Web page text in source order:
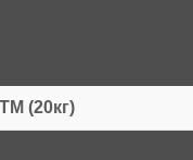
(20кг)